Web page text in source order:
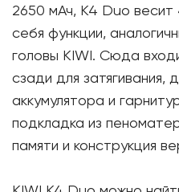
2650 мАч, K4 Duo весит
себя функции,
головы KIWI. Сюда
сзади для затягивания,
аккумулятора и
подкладка из
памяти и конструкция